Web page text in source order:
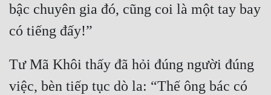
bậc chuyên gia đó, cũng coi là một tay bay
Tư Mã Khôi thấy đã hỏi đúng người đúng
việc, bèn tiếp tục dò la: “Thế ông bác có